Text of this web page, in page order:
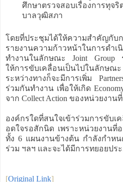
ศึกษาตรวจสอบเรื่องการทุจริ
บาลวุฒิสภา
โดยที่ประชุมได้ให้ความสำคัญกับ
รายงานความก้าวหน้าในการด
ทำงานในลักษณะ Joint Group
ให้การขับเคลื่อนเป็นไปในลักษ
ระหว่างทางก็จะมีการเพิ่ม
ร่วมกันทำงาน เพื่อให้เกิด
จาก Collect Action ของหน่วยงาน
องค์กรใดที่สนใจเข้าร่วมการขับ
อดใจรอสักนิด เพราะหน่วยงานที่
ทั้ง 6 แผนงานข้างต้น กำลังกำห
ร่วม ฯลฯ และจะได้มีการทยอยปร
[Original Link]